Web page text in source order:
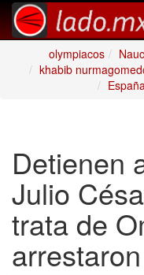
olympiacos
khabib
Detienen
Julio
trata de